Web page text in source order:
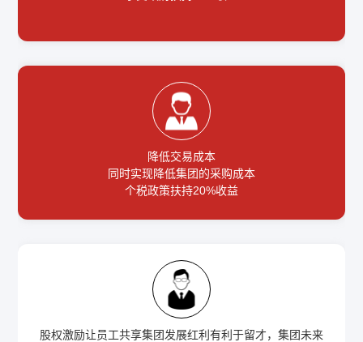
降低交易成本
同时实现降低集团的采购成本
个税政策扶持20%收益
股权激励让员工共享集团发展红利有利于留才，集团未来